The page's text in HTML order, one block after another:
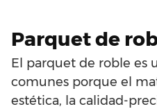
Parquet de
El parquet de roble es
comunes porque el
estética, la calidad-